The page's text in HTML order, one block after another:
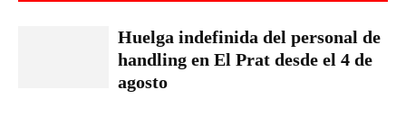
Huelga indefinida del personal de
handling en El Prat desde el 4 de
agosto